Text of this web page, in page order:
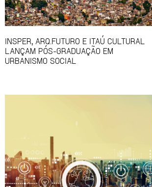
INSPER, ARQ.FUTURO E ITAÚ CULTURAL
LANÇAM PÓS-GRADUAÇÃO EM
URBANISMO SOCIAL